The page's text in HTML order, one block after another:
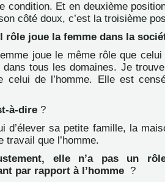
condition. Et en deuxième
côté doux, c’est la troisième
rôle joue la femme dans la
joue le même rôle que celui
tous les domaines. Je
celui de l’homme. Elle est
à-dire ?
d’élever sa petite famille, la
travail que l’homme.
elle n’a pas un
par rapport à l’homme ?